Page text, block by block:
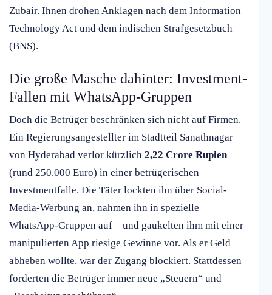
Zubair. Ihnen drohen Anklagen nach dem Information
Technology Act und dem indischen Strafgesetzbuch
(BNS).
Die große Masche dahinter: Investment-
Fallen mit WhatsApp-Gruppen
Doch die Betrüger beschränken sich nicht auf Firmen.
Ein Regierungsangestellter im Stadtteil Sanathnagar
von Hyderabad verlor kürzlich 2,22 Crore Rupien
(rund 250.000 Euro) in einer betrügerischen
Investmentfalle. Die Täter lockten ihn über Social-
Media-Werbung an, nahmen ihn in spezielle
WhatsApp-Gruppen auf – und gaukelten ihm mit einer
manipulierten App riesige Gewinne vor. Als er Geld
abheben wollte, war der Zugang blockiert. Stattdessen
forderten die Betrüger immer neue „Steuern“ und